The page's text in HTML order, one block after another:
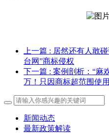
上一篇 : 居然还有人敢
台网”商标侵权
下一篇 : 案例剖析：“麻
万！只因商标超范围使用
新闻动态
最新政策解读